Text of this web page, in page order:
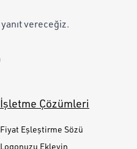
vereceğiz.
İşletme Çözümleri
Fiyat Eşleştirme Sözü
Logonuzu Ekleyin